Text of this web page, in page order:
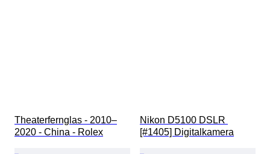
Theaterfernglas - 2010–
2020 - China - Rolex
Nikon D5100 DSLR
[#1405] Digitalkamera